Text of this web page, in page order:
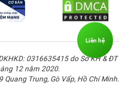
tâm đến khách hàng của
qua các sản phẩm của
của Xiaomi Pad SE đã
ánh sáng xanh thấp bởi
người dùng sẽ ít bị ảnh
0316635415 do Sở KH & ĐT
12 năm 2020.
Trung, Gò Vấp, Hồ Chí Minh.
Liên hệ